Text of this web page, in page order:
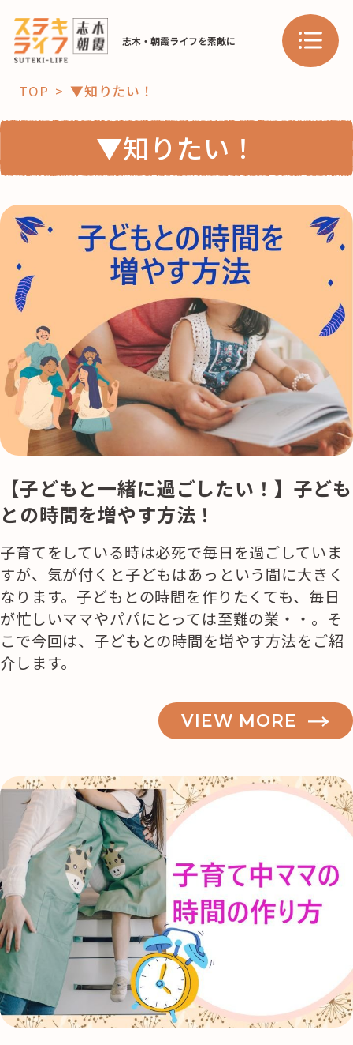
志木・朝霞ライフを素敵に
「コト」
子育て
暮らし
おすすめ
スポット 学び・教育
HAREL HAREL
活用事例
「モノ」
協賛・協力店
コーディネーター紹介
記事検索
TOP ▼知りたい！
▼知りたい！
【子どもと一緒に過ごしたい！】子ども
との時間を増やす方法！
子育てをしている時は必死で毎日を過ごしていま
すが、気が付くと子どもはあっという間に大きく
なります。子どもとの時間を作りたくても、毎日
が忙しいママやパパにとっては至難の業・・。そ
こで今回は、子どもとの時間を増やす方法をご紹
介します。
VIEW MORE